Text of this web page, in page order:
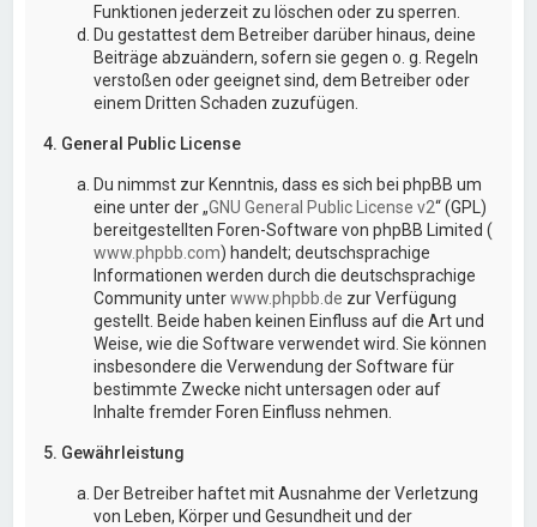
Funktionen jederzeit zu löschen oder zu sperren.
Du gestattest dem Betreiber darüber hinaus, deine
Beiträge abzuändern, sofern sie gegen o. g. Regeln
verstoßen oder geeignet sind, dem Betreiber oder
einem Dritten Schaden zuzufügen.
4. General Public License
Du nimmst zur Kenntnis, dass es sich bei phpBB um
eine unter der „GNU General Public License v2“ (GPL)
bereitgestellten Foren-Software von phpBB Limited (
www.phpbb.com) handelt; deutschsprachige
Informationen werden durch die deutschsprachige
Community unterwww.phpbb.de zur Verfügung
gestellt. Beide haben keinen Einfluss auf die Art und
Weise, wie die Software verwendet wird. Sie können
insbesondere die Verwendung der Software für
bestimmte Zwecke nicht untersagen oder auf
Inhalte fremder Foren Einfluss nehmen.
5. Gewährleistung
Der Betreiber haftet mit Ausnahme der Verletzung
von Leben, Körper und Gesundheit und der